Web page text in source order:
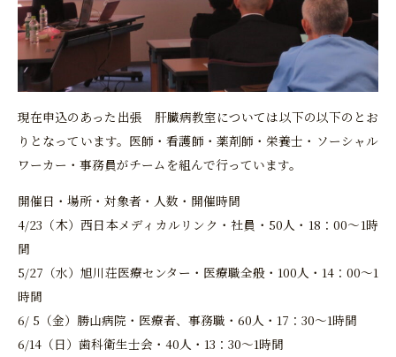
現在申込のあった出張 肝臓病教室については以下の以下のとお
りとなっています。医師・看護師・薬剤師・栄養士・ソーシャル
ワーカー・事務員がチームを組んで行っています。
開催日・場所・対象者・人数・開催時間
4/23（木）西日本メディカルリンク・社員・50人・18：00～1時
間
5/27（水）旭川荘医療センター・医療職全般・100人・14：00～1
時間
6/ 5（金）勝山病院・医療者、事務職・60人・17：30～1時間
6/14（日）歯科衛生士会・40人・13：30～1時間